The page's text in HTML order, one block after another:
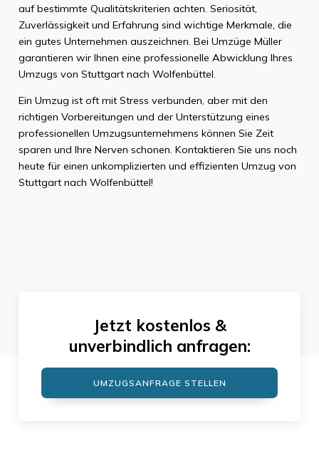
auf bestimmte Qualitätskriterien achten. Seriosität,
Zuverlässigkeit und Erfahrung sind wichtige Merkmale, die
ein gutes Unternehmen auszeichnen. Bei Umzüge Müller
garantieren wir Ihnen eine professionelle Abwicklung Ihres
Umzugs von Stuttgart nach Wolfenbüttel.
Ein Umzug ist oft mit Stress verbunden, aber mit den
richtigen Vorbereitungen und der Unterstützung eines
professionellen Umzugsunternehmens können Sie Zeit
sparen und Ihre Nerven schonen. Kontaktieren Sie uns noch
heute für einen unkomplizierten und effizienten Umzug von
Stuttgart nach Wolfenbüttel!
Jetzt kostenlos &
unverbindlich anfragen:
UMZUGSANFRAGE STELLEN